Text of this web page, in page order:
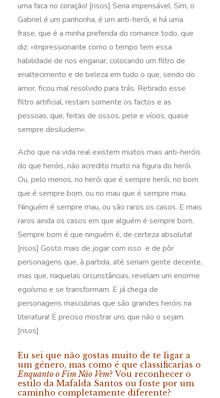
uma faca no coração! [risos] Seria impensável. Sim, o
Gabriel é um panhonha, é um anti-herói, e há uma
frase, que é a minha preferida do romance todo, que
diz: «Impressionante como o tempo tem essa
habilidade de nos enganar, colocando um filtro de
enaltecimento e de beleza em tudo o que, sendo do
amor, ficou mal resolvido para trás. Retirado esse
filtro artificial, restam somente os factos e as
pessoas, que, feitas de ossos, pele e vícios, quase
sempre desiludem».
Acho que na vida real existem muitos mais anti-heróis
do que heróis, não acredito muito na figura do herói.
Ou, pelo menos, no herói que é sempre herói, no bom
que é sempre bom, ou no mau que é sempre mau.
Ninguém é sempre mau, ou são raros os casos. E mais
raros ainda os casos em que alguém é sempre bom.
Sempre bom é que ninguém é, de certeza absoluta!
[risos] Gosto mais de jogar com isso e de pôr
personagens que, à partida, até seriam gente decente,
mas que, naquelas circunstâncias, revelam um enorme
egoísmo e se transformam. E já chega de
personagens masculinas que são grandes heróis na
literatura! É preciso mostrar uns que não o sejam.
[risos]
Eu sei que não gostas muito de te ligar a
um género, mas como é que classificarias o
Enquanto o Fim Não Vem? Vou reconhecer o
estilo da Mafalda Santos ou foste por um
caminho completamente diferente?